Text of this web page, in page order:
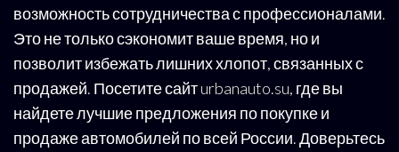
возможность сотрудничества с профессионалами.
Это не только сэкономит ваше время, но и
позволит избежать лишних хлопот, связанных с
продажей. Посетите сайт urbanauto.su, где вы
найдете лучшие предложения по покупке и
продаже автомобилей по всей России. Доверьтесь